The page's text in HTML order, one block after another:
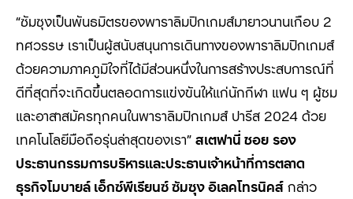
“ซัมซุงเป็นพันธมิตรของพาราลิมปิกเกมส์มายาวนานเกือบ 2
ทศวรรษ เราเป็นผู้สนับสนุนการเดินทางของพาราลิมปิกเกมส์
ด้วยความภาคภูมิใจที่ได้มีส่วนหนึ่งในการสร้างประสบการณ์ที่
ดีที่สุดที่จะเกิดขึ้นตลอดการแข่งขันให้แก่นักกีฬา แฟน ๆ ผู้ชม
และอาสาสมัครทุกคนในพาราลิมปิกเกมส์ ปารีส 2024 ด้วย
เทคโนโลยีมือถือรุ่นล่าสุดของเรา” สเตฟานี่ ชอย รอง
ประธานกรรมการบริหารและประธานเจ้าหน้าที่การตลาด
ธุรกิจโมบายล์ เอ็กซ์พีเรียนซ์ ซัมซุง อิเลคโทรนิคส์ กล่าว